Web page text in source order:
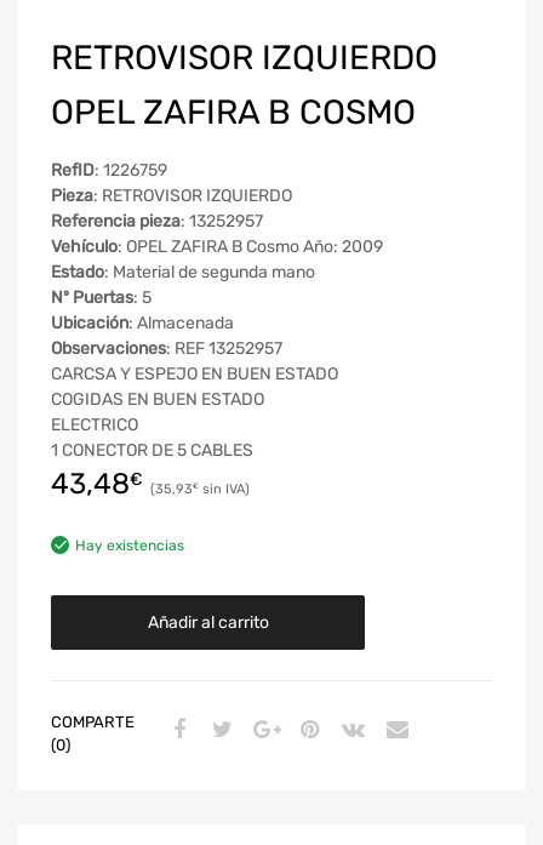
RETROVISOR IZQUIERDO
OPEL ZAFIRA B COSMO
RefID: 1226759
Pieza: RETROVISOR IZQUIERDO
Referencia pieza: 13252957
Vehículo: OPEL ZAFIRA B Cosmo Año: 2009
Estado: Material de segunda mano
Nº Puertas: 5
Ubicación: Almacenada
Observaciones: REF 13252957
CARCSA Y ESPEJO EN BUEN ESTADO
COGIDAS EN BUEN ESTADO
ELECTRICO
1 CONECTOR DE 5 CABLES
43,48€ 35,93€
Hay existencias
Añadir al carrito
COMPARTE
(0)